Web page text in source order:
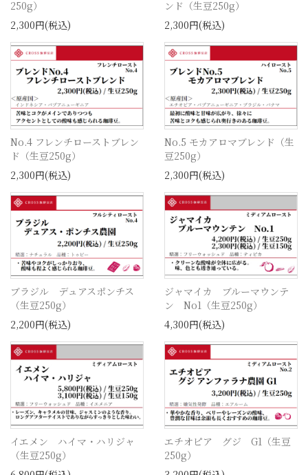
250g）
2,300円(税込)
ンド（生豆250g）
2,300円(税込)
No.4 フレンチローストブレン
ド（生豆250g）
2,300円(税込)
No.5 モカアロマブレンド（生
豆250g）
2,300円(税込)
ブラジル デュアスポンチス
（生豆250g）
2,200円(税込)
ジャマイカ ブルーマウンテ
ン No1（生豆250g）
4,300円(税込)
イエメン ハイマ・ハリジャ
（生豆250g）
エチオピア グジ G1（生豆
250g）